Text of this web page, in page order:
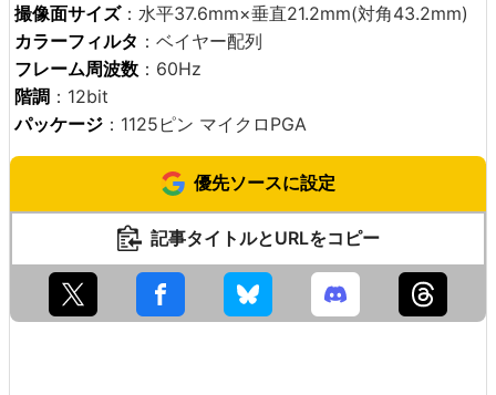
撮像面サイズ：水平37.6mm×垂直21.2mm(対角43.2mm)
カラーフィルタ ：ベイヤー配列
フレーム周波数 ：60Hz
階調 ：12bit
パッケージ ：1125ピン マイクロPGA
優先ソースに設定
記事タイトルとURLをコピー